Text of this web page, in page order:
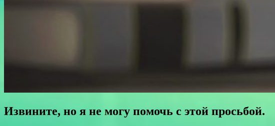
Извините, но я не могу помочь с этой просьбой.